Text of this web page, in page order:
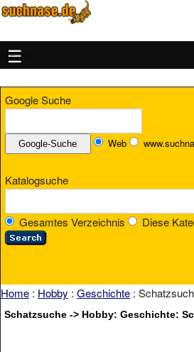
MENU
Google Suche
Web
Katalogsuche
Gesamtes Verzeichnis Diese
Home : Hobby : Geschichte :
Schatzsuche -> Hobby: Geschichte: